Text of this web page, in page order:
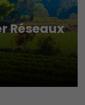
Réseaux